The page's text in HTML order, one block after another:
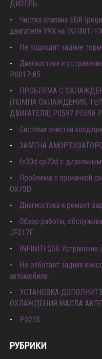
ДИЗЕЛЬ
Чистка клапана EGR
двигателя V9X на INFINITI
Не подходят задние
Диагностика и
P0017-85.
ПРОБЛЕМА С
(ПОМПА ОХЛАЖДЕНИЯ,
ДВИГАТЕЛЯ) P0597 P0598
Система очистки
ЗАМЕНА
fx30d qx70d с
Проблема с прокачкой
QX70D
Диагностика и ремонт
Обзор работы,
JF017E
INFINITI Q50
Не работает задняя
автомобиле.
УСТАНОВКА
ОХЛАЖДЕНИЯ МАСЛА АКПП
P0235
РУБРИКИ